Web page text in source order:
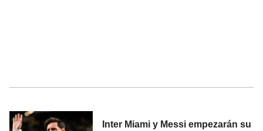
Inter Miami y Messi empezarán su